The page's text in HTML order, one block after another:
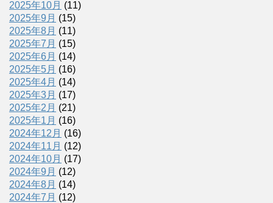
2025年10月 (11)
2025年9月 (15)
2025年8月 (11)
2025年7月 (15)
2025年6月 (14)
2025年5月 (16)
2025年4月 (14)
2025年3月 (17)
2025年2月 (21)
2025年1月 (16)
2024年12月 (16)
2024年11月 (12)
2024年10月 (17)
2024年9月 (12)
2024年8月 (14)
2024年7月 (12)